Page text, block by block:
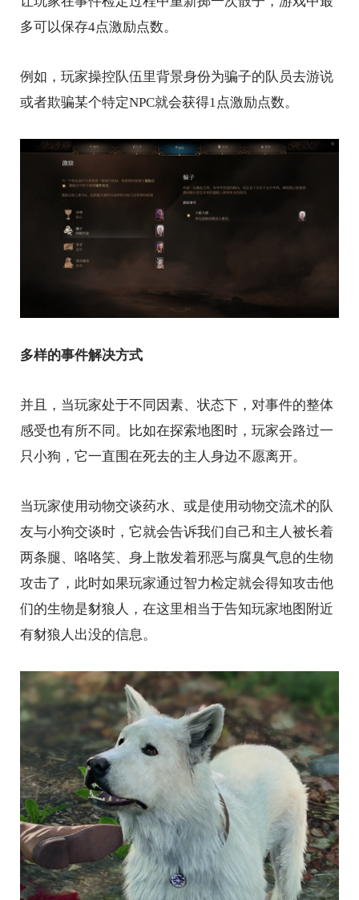
多可以保存4点激励点数。
例如，玩家操控队伍里背景身份为骗子的队员去游说
或者欺骗某个特定NPC就会获得1点激励点数。
多样的事件解决方式
并且，当玩家处于不同因素、状态下，对事件的整体
感受也有所不同。比如在探索地图时，玩家会路过一
只小狗，它一直围在死去的主人身边不愿离开。
当玩家使用动物交谈药水、或是使用动物交流术的队
友与小狗交谈时，它就会告诉我们自己和主人被长着
两条腿、咯咯笑、身上散发着邪恶与腐臭气息的生物
攻击了，此时如果玩家通过智力检定就会得知攻击他
们的生物是豺狼人，在这里相当于告知玩家地图附近
有豺狼人出没的信息。